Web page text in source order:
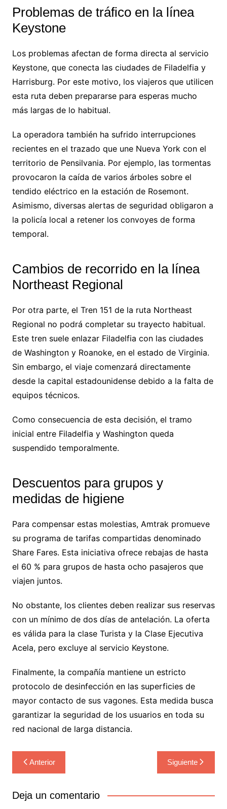
Problemas de tráfico en la línea
Keystone
Los problemas afectan de forma directa al servicio
Keystone, que conecta las ciudades de Filadelfia y
Harrisburg. Por este motivo, los viajeros que utilicen
esta ruta deben prepararse para esperas mucho
más largas de lo habitual.
La operadora también ha sufrido interrupciones
recientes en el trazado que une Nueva York con el
territorio de Pensilvania. Por ejemplo, las tormentas
provocaron la caída de varios árboles sobre el
tendido eléctrico en la estación de Rosemont.
Asimismo, diversas alertas de seguridad obligaron a
la policía local a retener los convoyes de forma
temporal.
Cambios de recorrido en la línea
Northeast Regional
Por otra parte, el Tren 151 de la ruta Northeast
Regional no podrá completar su trayecto habitual.
Este tren suele enlazar Filadelfia con las ciudades
de Washington y Roanoke, en el estado de Virginia.
Sin embargo, el viaje comenzará directamente
desde la capital estadounidense debido a la falta de
equipos técnicos.
Como consecuencia de esta decisión, el tramo
inicial entre Filadelfia y Washington queda
suspendido temporalmente.
Descuentos para grupos y
medidas de higiene
Para compensar estas molestias, Amtrak promueve
su programa de tarifas compartidas denominado
Share Fares. Esta iniciativa ofrece rebajas de hasta
el 60 % para grupos de hasta ocho pasajeros que
viajen juntos.
No obstante, los clientes deben realizar sus reservas
con un mínimo de dos días de antelación. La oferta
es válida para la clase Turista y la Clase Ejecutiva
Acela, pero excluye al servicio Keystone.
Finalmente, la compañía mantiene un estricto
protocolo de desinfección en las superficies de
mayor contacto de sus vagones. Esta medida busca
garantizar la seguridad de los usuarios en toda su
red nacional de larga distancia.
Navegación
de
entradas
Anterior Siguiente
Deja un comentario